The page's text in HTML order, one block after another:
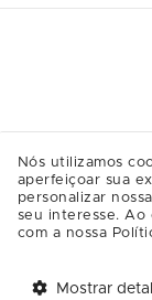
Nós utilizamos
aperfeiçoar sua
personalizar
seu interesse. Ao
com a nossa
Mostrar